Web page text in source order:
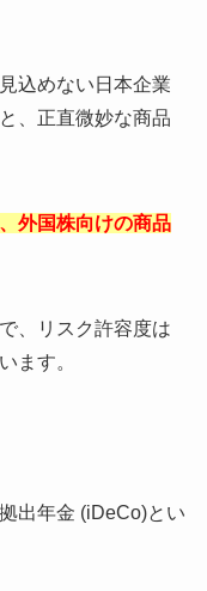
込めない日本企業
、正直微妙な商品
外国株向けの商品
、リスク許容度は
ます。
出年金 (iDeCo)とい